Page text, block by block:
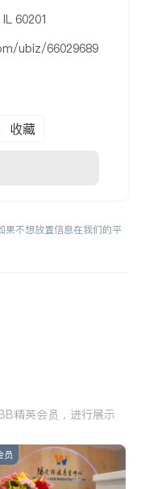
60201
ubiz/66029689
收藏
果不想放置信息在我们的平
精英会员，进行展示
员